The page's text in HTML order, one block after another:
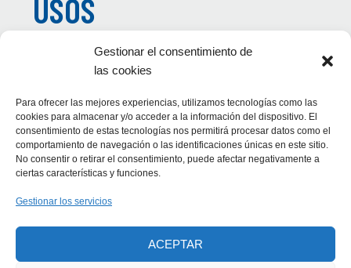
Gestionar el consentimiento de
las cookies
Para ofrecer las mejores experiencias, utilizamos tecnologías como las
cookies para almacenar y/o acceder a la información del dispositivo. El
consentimiento de estas tecnologías nos permitirá procesar datos como el
comportamiento de navegación o las identificaciones únicas en este sitio.
No consentir o retirar el consentimiento, puede afectar negativamente a
ciertas características y funciones.
Gestionar los servicios
ACEPTAR
USOS
GOURMET
sorpréndete de las posibilidades culinarias de unos
productos de alta cocina.
¡Viva el queso!